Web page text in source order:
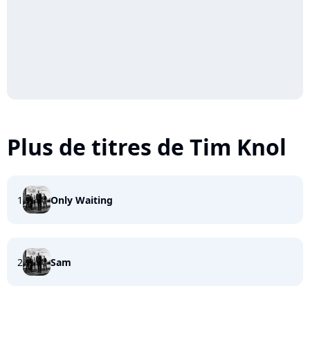
Plus de titres de Tim Knol
1 Only Waiting
2 Sam